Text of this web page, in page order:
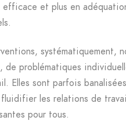
et plus en
systématiquement,
de problématiques
Elles sont parfois
les relations de
pour tous.